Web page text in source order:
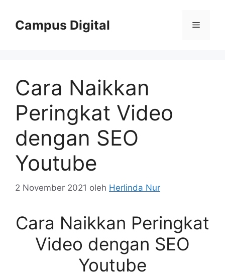
Campus Digital Menu
Cara Naikkan
Peringkat Video
dengan SEO
Youtube
2 November 2021 oleh Herlinda Nur
Cara Naikkan Peringkat
Video dengan SEO
Youtube